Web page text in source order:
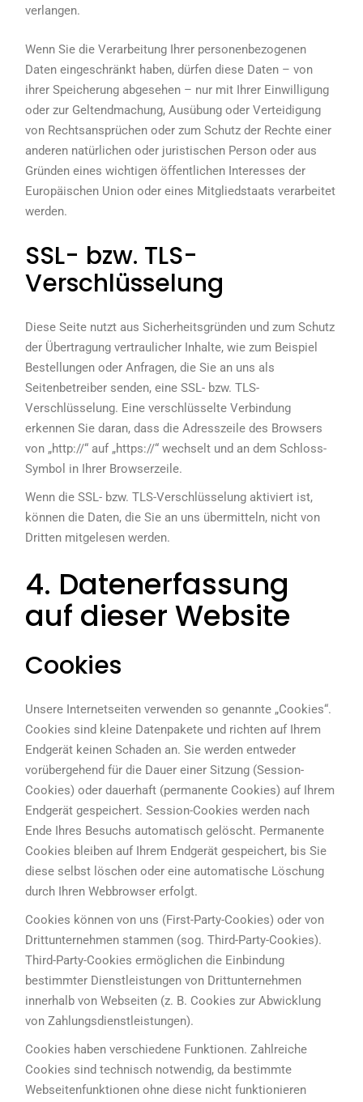
verlangen.
Wenn Sie die Verarbeitung Ihrer personenbezogenen
Daten eingeschränkt haben, dürfen diese Daten – von
ihrer Speicherung abgesehen – nur mit Ihrer Einwilligung
oder zur Geltendmachung, Ausübung oder Verteidigung
von Rechtsansprüchen oder zum Schutz der Rechte einer
anderen natürlichen oder juristischen Person oder aus
Gründen eines wichtigen öffentlichen Interesses der
Europäischen Union oder eines Mitgliedstaats verarbeitet
werden.
SSL- bzw. TLS-
Verschlüsselung
Diese Seite nutzt aus Sicherheitsgründen und zum Schutz
der Übertragung vertraulicher Inhalte, wie zum Beispiel
Bestellungen oder Anfragen, die Sie an uns als
Seitenbetreiber senden, eine SSL- bzw. TLS-
Verschlüsselung. Eine verschlüsselte Verbindung
erkennen Sie daran, dass die Adresszeile des Browsers
von „http://“ auf „https://“ wechselt und an dem Schloss-
Symbol in Ihrer Browserzeile.
Wenn die SSL- bzw. TLS-Verschlüsselung aktiviert ist,
können die Daten, die Sie an uns übermitteln, nicht von
Dritten mitgelesen werden.
4. Datenerfassung
auf dieser Website
Cookies
Unsere Internetseiten verwenden so genannte „Cookies“.
Cookies sind kleine Datenpakete und richten auf Ihrem
Endgerät keinen Schaden an. Sie werden entweder
vorübergehend für die Dauer einer Sitzung (Session-
Cookies) oder dauerhaft (permanente Cookies) auf Ihrem
Endgerät gespeichert. Session-Cookies werden nach
Ende Ihres Besuchs automatisch gelöscht. Permanente
Cookies bleiben auf Ihrem Endgerät gespeichert, bis Sie
diese selbst löschen oder eine automatische Löschung
durch Ihren Webbrowser erfolgt.
Cookies können von uns (First-Party-Cookies) oder von
Drittunternehmen stammen (sog. Third-Party-Cookies).
Third-Party-Cookies ermöglichen die Einbindung
bestimmter Dienstleistungen von Drittunternehmen
innerhalb von Webseiten (z. B. Cookies zur Abwicklung
von Zahlungsdienstleistungen).
Cookies haben verschiedene Funktionen. Zahlreiche
Cookies sind technisch notwendig, da bestimmte
Webseitenfunktionen ohne diese nicht funktionieren